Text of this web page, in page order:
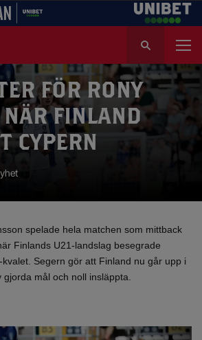
k
e
t
FÖR RONY
FINLAND
CYPERN
spelade hela matchen som mittback
Finlands U21-landslag besegrade
Segern gör att Finland nu går upp i
mål och noll insläppta.